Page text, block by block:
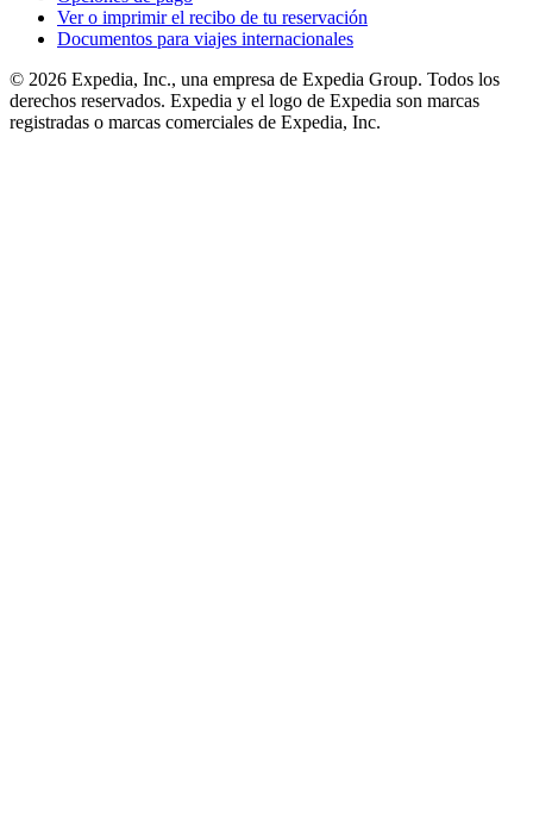
Ver o imprimir el recibo de tu reservación
Documentos para viajes internacionales
© 2026 Expedia, Inc., una empresa de Expedia Group. Todos los
derechos reservados. Expedia y el logo de Expedia son marcas
registradas o marcas comerciales de Expedia, Inc.